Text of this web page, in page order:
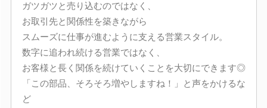
ガツガツと売り込むのではなく、
お取引先と関係性を築きながら
スムーズに仕事が進むように支える営業スタイル。
数字に追われ続ける営業ではなく、
お客様と長く関係を続けていくことを大切にできます◎
「この部品、そろそろ増やしますね！」と声をかけるな
ど